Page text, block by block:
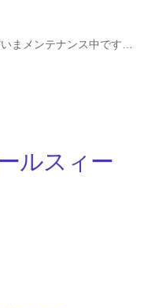
まメンテナンス中です…
ルスィー